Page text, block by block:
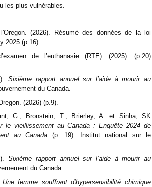
les plus vulnérables.
(2026). Résumé des données de la loi
2025 (p.16).
de l’euthanasie (RTE). (2025). (p.20)
Sixième rapport annuel sur l’aide à mourir au
du Canada.
(2026) (p.9).
G., Bronstein, T., Brierley, A. et Sinha, SK
le vieillissement au Canada : Enquête 2024 de
au Canada (p. 19). Institut national sur le
Sixième rapport annuel sur l’aide à mourir au
du Canada.
Une femme souffrant d'hypersensibilité chimique